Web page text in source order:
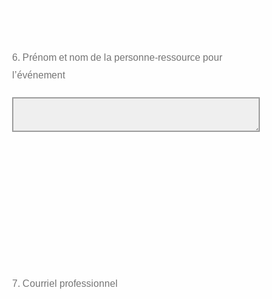
6. Prénom et nom de la personne-ressource pour
l’événement
7. Courriel professionnel